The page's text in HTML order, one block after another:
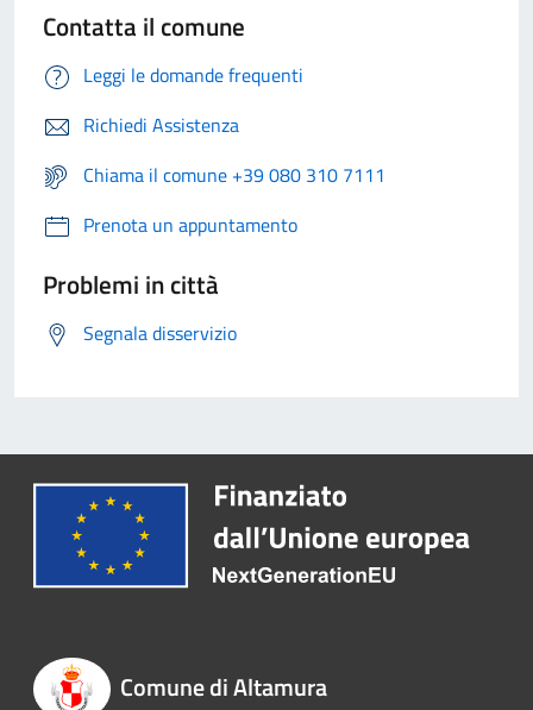
Contatta il comune
Leggi le domande frequenti
Richiedi Assistenza
Chiama il comune +39 080 310 7111
Prenota un appuntamento
Problemi in città
Segnala disservizio
Comune di Altamura